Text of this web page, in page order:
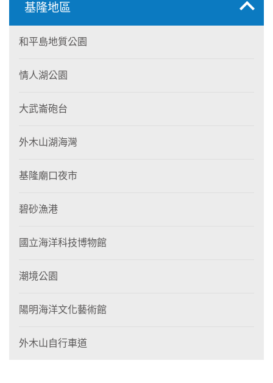
基隆地區
和平島地質公園
情人湖公園
大武崙砲台
外木山湖海灣
基隆廟口夜市
碧砂漁港
國立海洋科技博物館
潮境公園
陽明海洋文化藝術館
外木山自行車道